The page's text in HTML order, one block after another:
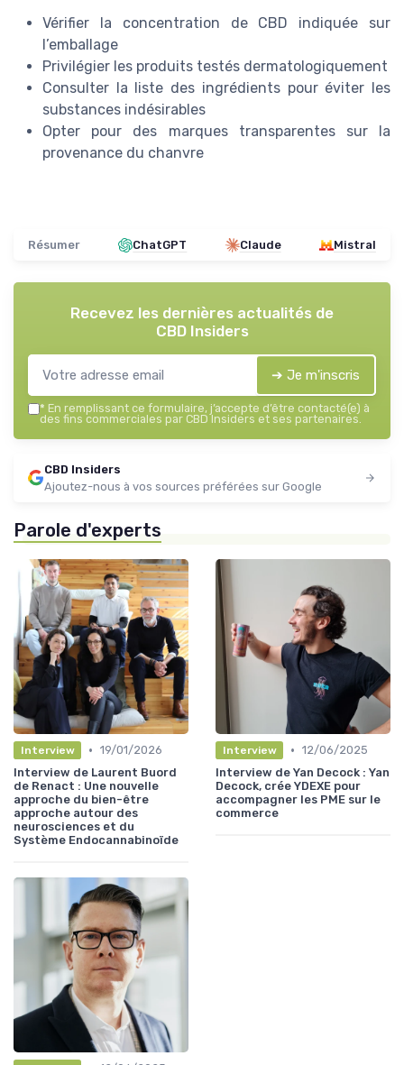
Vérifier la concentration de CBD indiquée sur
l’emballage
Privilégier les produits testés dermatologiquement
Consulter la liste des ingrédients pour éviter les
substances indésirables
Opter pour des marques transparentes sur la
provenance du chanvre
Résumer ChatGPT Claude Mistral
Recevez les dernières actualités de
CBD Insiders
➔ Je m'inscris
* En remplissant ce formulaire, j’accepte d’être contacté(e) à
des fins commerciales par CBD Insiders et ses partenaires.
CBD Insiders
Ajoutez-nous à vos sources préférées sur Google
Parole d'experts
Interview • 19/01/2026
Interview de Laurent Buord
de Renact : Une nouvelle
approche du bien-être
approche autour des
neurosciences et du
Système Endocannabinoïde
Interview • 12/06/2025
Interview de Yan Decock : Yan
Decock, crée YDEXE pour
accompagner les PME sur le
commerce